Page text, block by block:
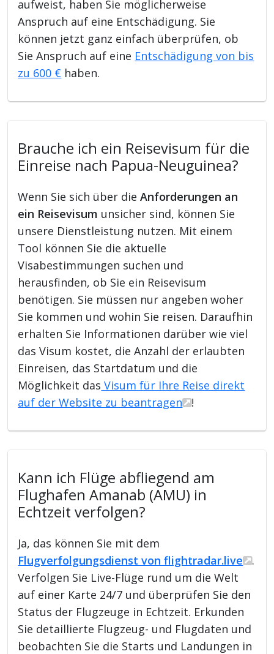
aufweist, haben Sie möglicherweise
Anspruch auf eine Entschädigung. Sie
können jetzt ganz einfach überprüfen, ob
Sie Anspruch auf eine Entschädigung von bis
zu 600 € haben.
Brauche ich ein Reisevisum für die
Einreise nach Papua-Neuguinea?
Wenn Sie sich über dieAnforderungen an
ein Reisevisum unsicher sind, können Sie
unsere Dienstleistung nutzen. Mit einem
Tool können Sie die aktuelle
Visabestimmungen suchen und
herausfinden, ob Sie ein Reisevisum
benötigen. Sie müssen nur angeben woher
Sie kommen und wohin Sie reisen. Daraufhin
erhalten Sie Informationen darüber wie viel
das Visum kostet, die Anzahl der erlaubten
Einreisen, das Startdatum und die
Möglichkeit das Visum für Ihre Reise direkt
auf der Website zu beantragen
!
Kann ich Flüge abfliegend am
Flughafen Amanab (AMU) in
Echtzeit verfolgen?
Ja, das können Sie mit dem
Flugverfolgungsdienst von flightradar.live
.
Verfolgen Sie Live-Flüge rund um die Welt
auf einer Karte 24/7 und überprüfen Sie den
Status der Flugzeuge in Echtzeit. Erkunden
Sie detaillierte Flugzeug- und Flugdaten und
beobachten Sie die Starts und Landungen in